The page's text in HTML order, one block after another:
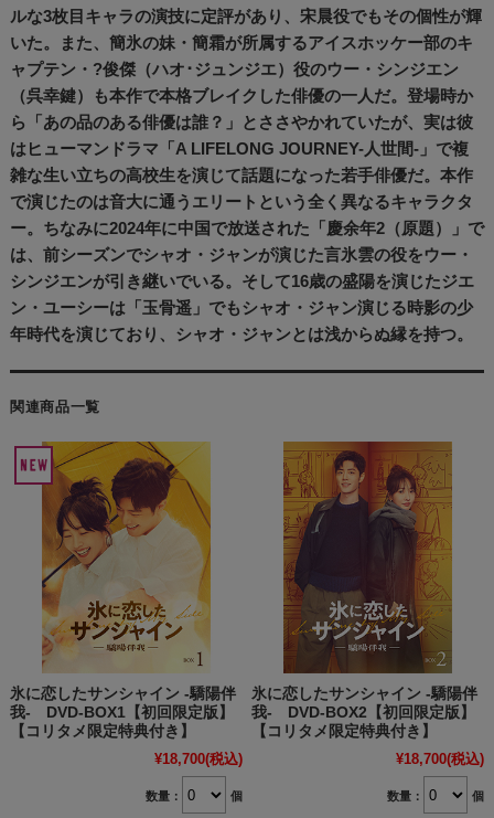
ルな3枚目キャラの演技に定評があり、宋晨役でもその個性が輝
いた。また、簡氷の妹・簡霜が所属するアイスホッケー部のキ
ャプテン・?俊傑（ハオ･ジュンジエ）役のウー・シンジエン
（呉幸鍵）も本作で本格ブレイクした俳優の一人だ。登場時か
ら「あの品のある俳優は誰？」とささやかれていたが、実は彼
はヒューマンドラマ「A LIFELONG JOURNEY-人世間-」で複
雑な生い立ちの高校生を演じて話題になった若手俳優だ。本作
で演じたのは音大に通うエリートという全く異なるキャラクタ
ー。ちなみに2024年に中国で放送された「慶余年2（原題）」で
は、前シーズンでシャオ・ジャンが演じた言氷雲の役をウー・
シンジエンが引き継いでいる。そして16歳の盛陽を演じたジエ
ン・ユーシーは「玉骨遥」でもシャオ・ジャン演じる時影の少
年時代を演じており、シャオ・ジャンとは浅からぬ縁を持つ。
関連商品一覧
氷に恋したサンシャイン -驕陽伴
我- DVD-BOX1【初回限定版】
【コリタメ限定特典付き】
¥18,700(税込)
数量： 個
氷に恋したサンシャイン -驕陽伴
我- DVD-BOX2【初回限定版】
【コリタメ限定特典付き】
¥18,700(税込)
数量： 個